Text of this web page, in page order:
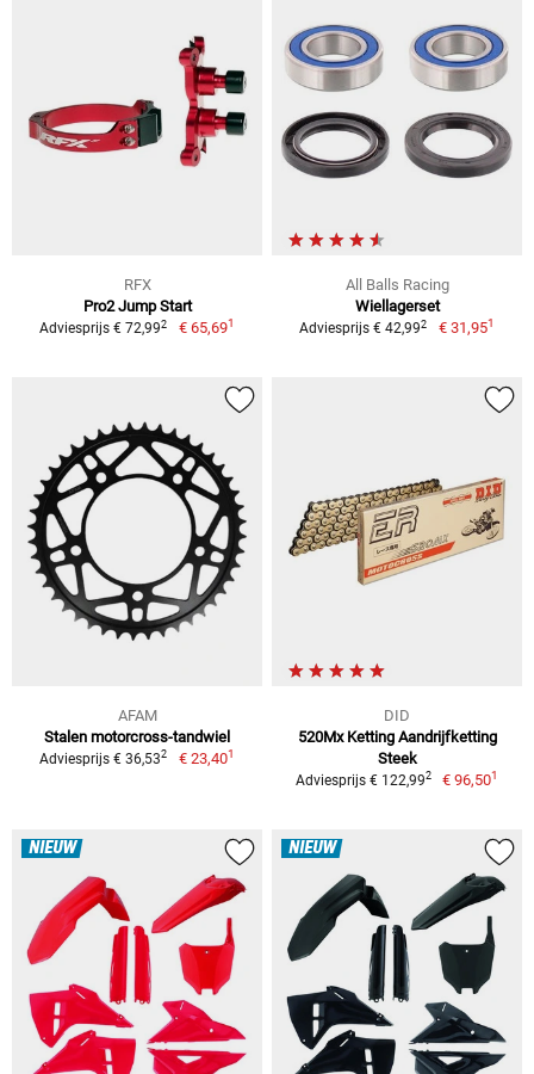
RFX
Pro2 Jump Start
Adviesprijs € 72,992 € 65,691
All Balls Racing
Wiellagerset
Adviesprijs € 42,992 € 31,951
AFAM
Stalen motorcross-tandwiel
Adviesprijs € 36,532 € 23,401
DID
520Mx Ketting Aandrijfketting
Steek
Adviesprijs € 122,992 € 96,501
NIEUW NIEUW